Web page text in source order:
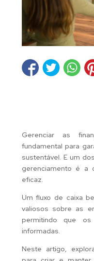
Gerenciar as
fundamental para
sustentável. E um
gerenciamento é a
eficaz.
Um fluxo de caixa
valiosos sobre as
permitindo que
informadas.
Neste artigo,